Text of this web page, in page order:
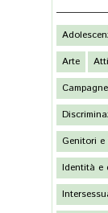
Arte
Genitori
Identità e